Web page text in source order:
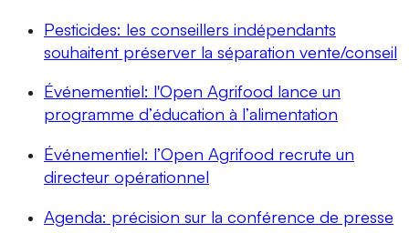
Pesticides: les conseillers indépendants
souhaitent préserver la séparation vente/conseil
Événementiel: l'Open Agrifood lance un
programme d’éducation à l’alimentation
Événementiel: l’Open Agrifood recrute un
directeur opérationnel
Agenda: précision sur la conférence de presse